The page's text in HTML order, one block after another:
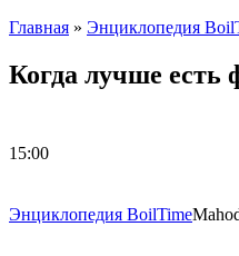
Главная » Энциклопедия
Когда лучше есть
15:00
Энциклопедия BoilTime